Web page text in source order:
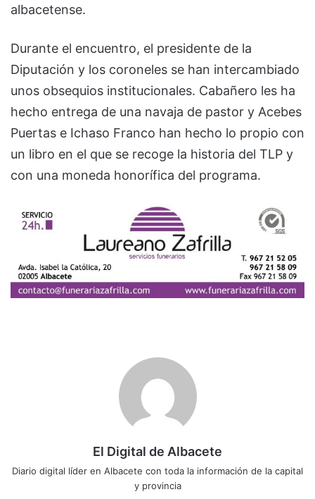
albacetense.
Durante el encuentro, el presidente de la
Diputación y los coroneles se han intercambiado
unos obsequios institucionales. Cabañero les ha
hecho entrega de una navaja de pastor y Acebes
Puertas e Ichaso Franco han hecho lo propio con
un libro en el que se recoge la historia del TLP y
con una moneda honorífica del programa.
El Digital de Albacete
Diario digital líder en Albacete con toda la información de la capital
y provincia